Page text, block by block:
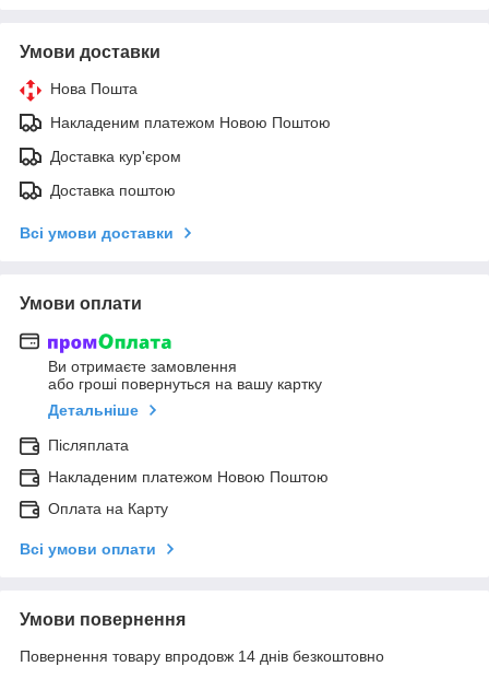
Умови доставки
Нова Пошта
Накладеним платежом Новою Поштою
Доставка кур'єром
Доставка поштою
Всі умови доставки
Умови оплати
Ви отримаєте замовлення
або гроші повернуться на вашу картку
Детальніше
Післяплата
Накладеним платежом Новою Поштою
Оплата на Карту
Всі умови оплати
Умови повернення
Повернення товару впродовж 14 днів безкоштовно